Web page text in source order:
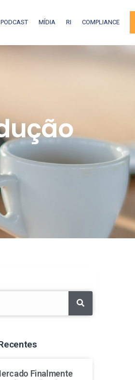
PODCAST MÍDIA RI COMPLIANCE
Finalmente